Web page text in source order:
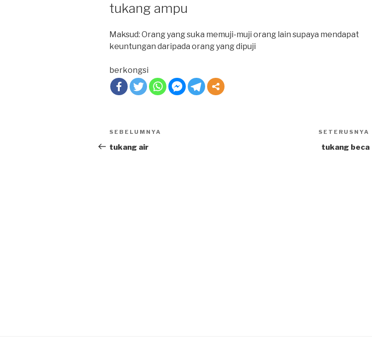
tukang ampu
Maksud: Orang yang suka memuji-muji orang lain supaya mendapat
keuntungan daripada orang yang dipuji
berkongsi
Post
navigation
Previous
Post
SEBELUMNYA
tukang air
SETERUSNYA
tukang beca